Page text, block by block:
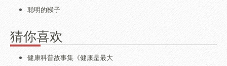
聪明的猴子
猜你喜欢
健康科普故事集《健康是最大